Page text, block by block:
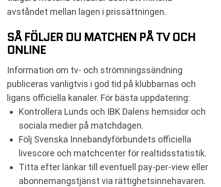
avståndet mellan lagen i prissättningen.
SÅ FÖLJER DU MATCHEN PÅ TV OCH
ONLINE
Information om tv- och strömningssändning
publiceras vanligtvis i god tid på klubbarnas och
ligans officiella kanaler. För bästa uppdatering:
Kontrollera Lunds och IBK Dalens hemsidor och
sociala medier på matchdagen.
Följ Svenska Innebandyförbundets officiella
livescore och matchcenter för realtidsstatistik.
Titta efter länkar till eventuell pay-per-view eller
abonnemangstjänst via rättighetsinnehavaren.